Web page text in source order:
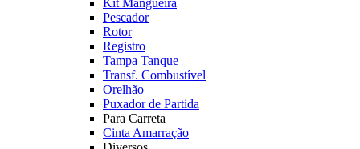
Kit Mangueira
Pescador
Rotor
Registro
Tampa Tanque
Transf. Combustível
Orelhão
Puxador de Partida
Para Carreta
Cinta Amarração